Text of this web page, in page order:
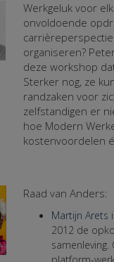
Werkgeluk voor
onvoldoende
organiseren?
deze workshop
Sterker nog, ze
randzaken voor
zelfstandigen er
hoe Modern
kostenvoordelen
Raad van Anders:
Martijn Arets
2012 de
samenleving.